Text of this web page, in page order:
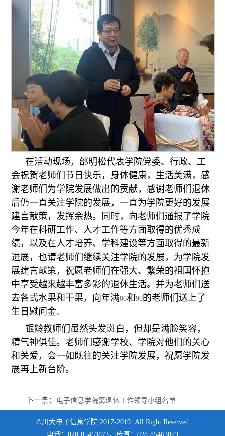
在活动现场，邰明松代表学院党委、行政、工
会祝贺老师们节日快乐，身体健康，生活美满，感
谢老师们为学院发展做出的贡献，感谢老师们退休
后仍一直关注学院的发展，一直为学院更好的发展
建言献策，发挥余热。同时，向老师们通报了学院
今年在科研工作、人才工作等方面取得的优秀成
绩，以及在人才培养、学科建设等方面取得的最新
进展，也请老师们继续关注学院的发展，为学院发
展建言献策，祝愿老师们在强大、繁荣的祖国怀抱
中享受越来越丰富多彩的退休生活。并为老师们送
去各式水果和干果，向年满80和90的老师们送上了
生日慰问金。
银龄教师们虽然头发斑白，但却是满脸笑容，
精气神俱佳。老师们感谢学校、学院对他们的关心
和关爱，会一如既往的关注学院发展，祝愿学院发
展再上新台阶。
下一条： 电子信息学院离退休工作领导小组名单
©川大电子信息学院 2017-2019 All Right Reserved